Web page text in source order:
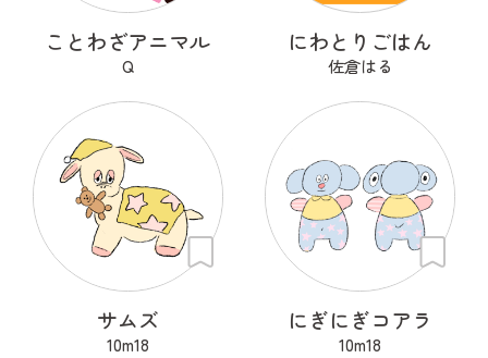
ことわざアニマル
Q
にわとりごはん
佐倉はる
サムズ
10m18
にぎにぎコアラ
10m18